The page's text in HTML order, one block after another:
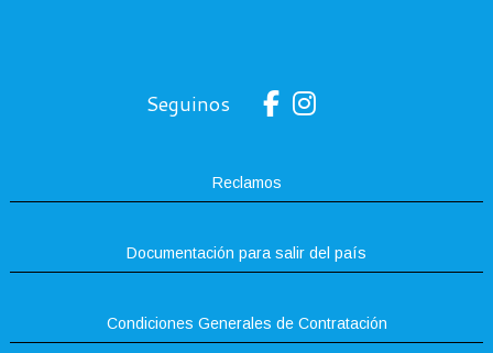
Seguinos
Reclamos
Documentación para salir del país
Condiciones Generales de Contratación